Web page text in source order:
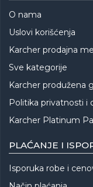
O nama
Uslovi korišćenja
Karcher prodajna
Sve kategorije
Karcher produžena
Politika privatnosti i
Karcher Platinum
PLAĆANJE I
Isporuka robe i